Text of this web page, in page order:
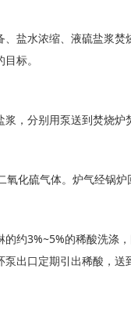
盐水浓缩、液硫盐浆
标。
，分别用泵送到焚烧炉
化硫气体。炉气经锅
约3%~5%的稀酸洗
出口定期引出稀酸，送